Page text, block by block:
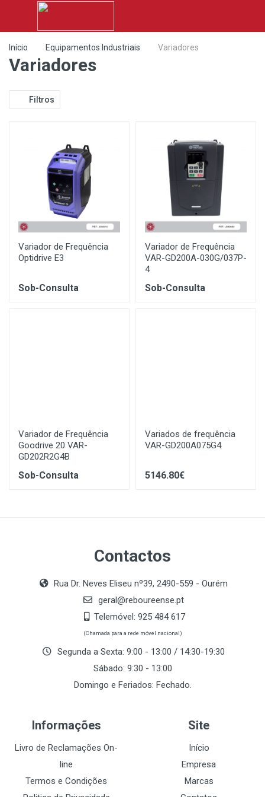
Início Equipamentos Industriais Variadores
Variadores
Filtros
Variador de Frequência
Optidrive E3
Sob-Consulta
Variador de Frequência
VAR-GD200A-030G/037P-
4
Sob-Consulta
Variador de Frequência
Goodrive 20 VAR-
GD202R2G4B
Sob-Consulta
Variados de frequência
VAR-GD200A075G4
5146.80€
Contactos
Rua Dr. Neves Eliseu nº39, 2490-559 - Ourém
geral@reboureense.pt
Telemóvel: 925 484 617
(Chamada para a rede móvel nacional)
Segunda a Sexta: 9:00 - 13:00 / 14:30-19:30
Sábado: 9:30 - 13:00
Domingo e Feriados: Fechado.
Informações
Livro de Reclamações On-
line
Termos e Condições
Site
Início
Empresa
Marcas